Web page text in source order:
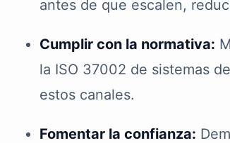
antes de que escalen,
Cumplir con la normativa:
la ISO 37002 de sistemas
estos canales.
Fomentar la confianza: